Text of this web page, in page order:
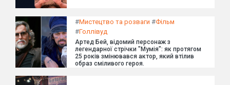
#Мистецтво та розваги #Фільм
#Голлівуд
Артед Бей, відомий персонаж з
легендарної стрічки "Мумія": як протягом
25 років змінювався актор, який втілив
образ сміливого героя.